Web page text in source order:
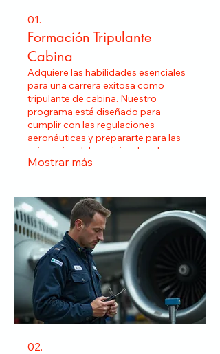
01.
Formación Tripulante
Cabina
Adquiere las habilidades esenciales
para una carrera exitosa como
tripulante de cabina. Nuestro
programa está diseñado para
cumplir con las regulaciones
aeronáuticas y prepararte para las
exigencias del servicio a bordo,
asegurando un futuro profesional en
Mostrar más
02.